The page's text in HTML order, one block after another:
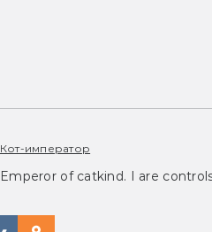
Кот-император
Emperor of catkind. I are